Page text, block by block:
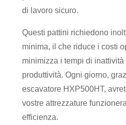
di lavoro sicuro.
Questi pattini richiedono
minima, il che riduce i costi
minimizza i tempi di inattività
produttività. Ogni giorno,
escavatore HXP500HT,
vostre attrezzature
efficienza.